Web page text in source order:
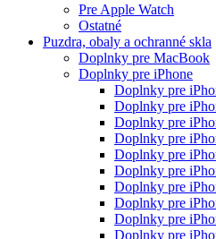
Pre Apple Watch
Ostatné
Puzdra, obaly a ochranné skla
Doplnky pre MacBook
Doplnky pre iPhone
Doplnky pre
Doplnky pre
Doplnky pre
Doplnky pre
Doplnky pre
Doplnky pre
Doplnky pre
Doplnky pre
Doplnky pre
Doplnky pre